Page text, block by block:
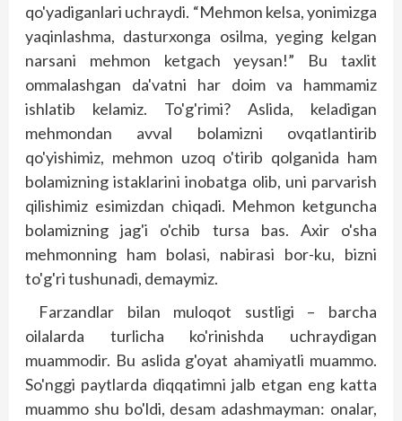
qo'yadiganlari uchraydi. “Mehmon kelsa, yonimizga
yaqinlashma, dasturxonga osilma, yeging kelgan
narsani mehmon ketgach yeysan!” Bu taxlit
ommalashgan da'vatni har doim va hammamiz
ishlatib kelamiz. To'g'rimi? Aslida, keladigan
mehmondan avval bolamizni ovqatlantirib
qo'yishimiz, mehmon uzoq o'tirib qolganida ham
bolamizning istaklarini inobatga olib, uni parvarish
qilishimiz esimizdan chiqadi. Mehmon ketguncha
bolamizning jag'i o'chib tursa bas. Axir o'sha
mehmonning ham bolasi, nabirasi bor-ku, bizni
to'g'ri tushunadi, demaymiz.
Farzandlar bilan muloqot sustligi – barcha
oilalarda turlicha ko'rinishda uchraydigan
muammodir. Bu aslida g'oyat ahamiyatli muammo.
So'nggi paytlarda diqqatimni jalb etgan eng katta
muammo shu bo'ldi, desam adashmayman: onalar,